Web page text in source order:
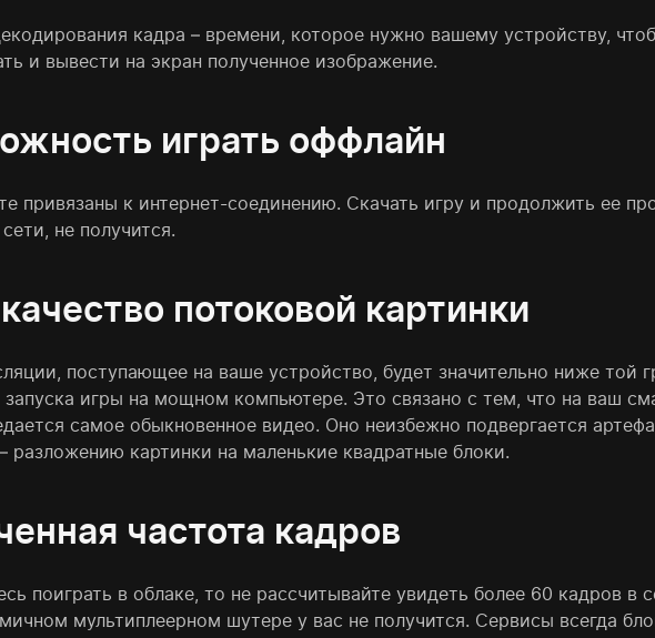
кадра – времени, которое нужно вашему устройству,
и вывести на экран полученное изображение.
играть оффлайн
привязаны к интернет-соединению. Скачать игру и продолжить ее
не получится.
потоковой картинки
поступающее на ваше устройство, будет значительно ниже той
запуска игры на мощном компьютере. Это связано с тем, что на ваш
самое обыкновенное видео. Оно неизбежно подвергается
разложению картинки на маленькие квадратные блоки.
частота кадров
поиграть в облаке, то не рассчитывайте увидеть более 60 кадров в
мультиплеерном шутере у вас не получится. Сервисы всегда